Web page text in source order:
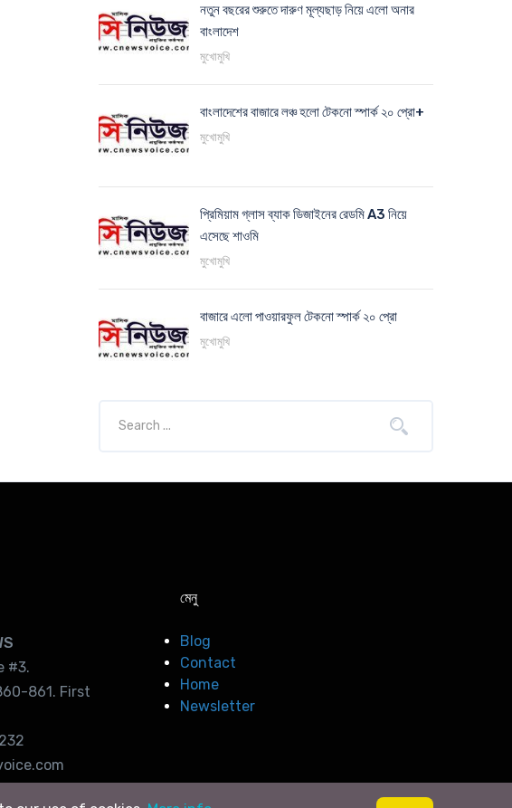
নতুন বছরের শুরুতে দারুণ মূল্যছাড় নিয়ে এলো অনার
বাংলাদেশ
মুখোমুখি
বাংলাদেশের বাজারে লঞ্চ হলো টেকনো স্পার্ক ২০ প্রো+
মুখোমুখি
প্রিমিয়াম গ্লাস ব্যাক ডিজাইনের রেডমি A3 নিয়ে
এসেছে শাওমি
মুখোমুখি
বাজারে এলো পাওয়ারফুল টেকনো স্পার্ক ২০ প্রো
মুখোমুখি
#3.
861. First
মেনু
Blog
Contact
Home
Newsletter